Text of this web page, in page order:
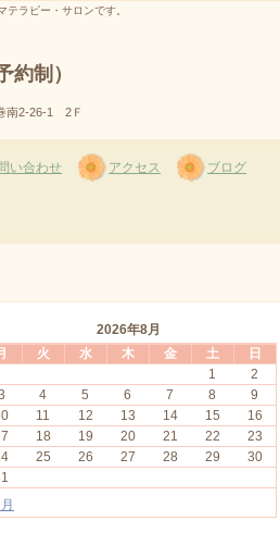
ラピー・サロンです。
約制）
南2-26-1 2Ｆ
い合わせ アクセス ブログ
2026年8月
火 水 木 金 土 日
1
2
4 5 6 7 8
9
11 12 13 14 15
16
18 19 20 21 22
23
25 26 27 28 29
30